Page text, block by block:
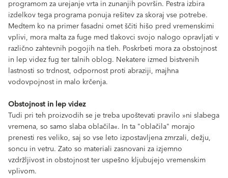
programom za urejanje vrta in zunanjih površin. Pestra izbira
izdelkov tega programa ponuja rešitev za skoraj vse potrebe.
Medtem ko na primer fasadni omet ščiti hišo pred vremenskimi
vplivi, mora malta za fuge med tlakovci svojo nalogo opravljati v
različno zahtevnih pogojih na tleh. Poskrbeti mora za obstojnost
in lep videz fug ter talnih oblog. Nekatere izmed bistvenih
lastnosti so trdnost, odpornost proti abraziji, majhna
vodovpojnost in malo krčenja.
Obstojnost in lep videz
Tudi pri teh proizvodih se je treba upoštevati pravilo »ni slabega
vremena, so samo slaba oblačila«. In ta "oblačila" morajo
prenesti res veliko, saj so vse leto izpostavljena zmrzali, dežju,
soncu in vetru. Zato so materiali zasnovani za izjemno
vzdržljivost in obstojnost ter uspešno kljubujejo vremenskim
vplivom.